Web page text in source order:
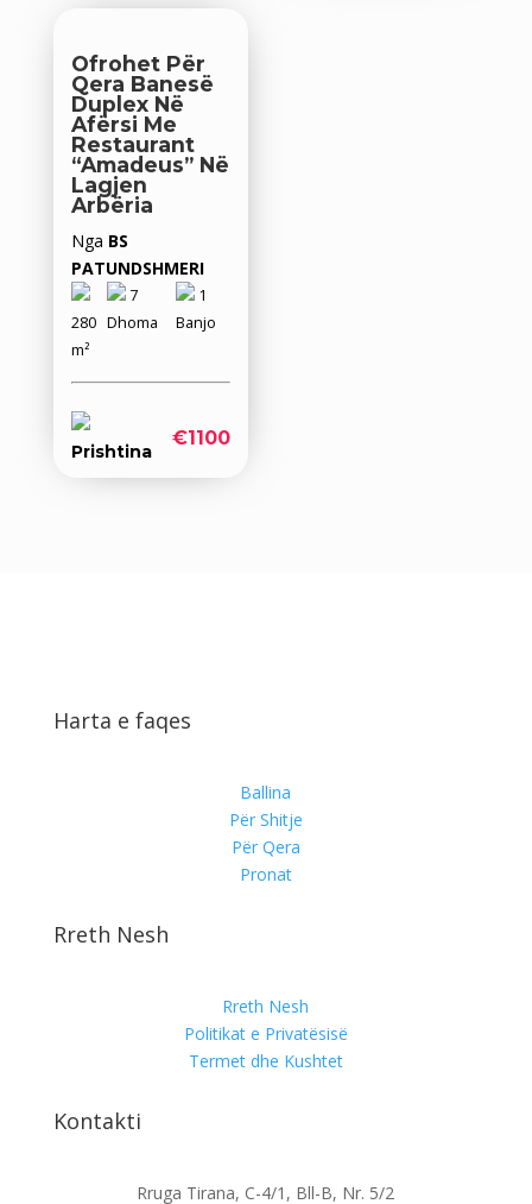
Ofrohet Për
Qera Banesë
Duplex Në
Afërsi Me
Restaurant
“Amadeus” Në
Lagjen
Arbëria
Nga BS
PATUNDSHMERI
280
m²
7
Dhoma
1
Banjo
Prishtina
€1100
Harta e faqes
Ballina
Për Shitje
Për Qera
Pronat
Rreth Nesh
Rreth Nesh
Politikat e Privatësisë
Termet dhe Kushtet
Kontakti
Rruga Tirana, C-4/1, Bll-B, Nr. 5/2